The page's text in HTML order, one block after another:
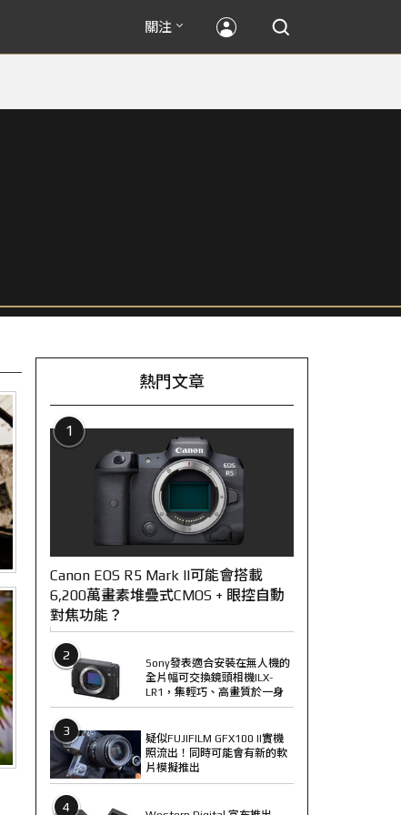
關注
熱門文章
1
Canon EOS R5 Mark II可能會搭載
6,200萬畫素堆疊式CMOS + 眼控自動
對焦功能？
2
Sony發表適合安裝在無人機的
全片幅可交換鏡頭相機ILX-
LR1，集輕巧、高畫質於一身
3
疑似FUJIFILM GFX100 II實機
照流出！同時可能會有新的軟
片模擬推出
4